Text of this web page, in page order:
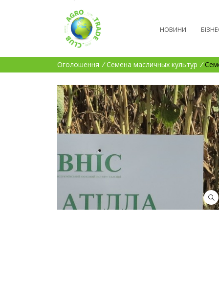
НОВИНИ
Оголошення / Семена масличных культур /